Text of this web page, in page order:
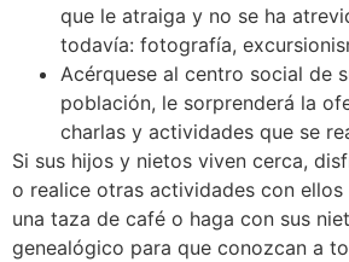
que le atraiga y no se ha
todavía: fotografía,
Acérquese al centro social de
población, le sorprenderá la
charlas y actividades que se
Si sus hijos y nietos viven cerca,
o realice otras actividades con
una taza de café o haga con sus
genealógico para que conozcan a